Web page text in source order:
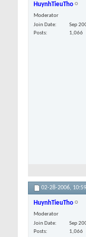
HuynhTieuTho
Moderator
Join Date
Sep
Posts
1,066
02-28-2006,
HuynhTieuTho
Moderator
Join Date
Sep
Posts
1,066